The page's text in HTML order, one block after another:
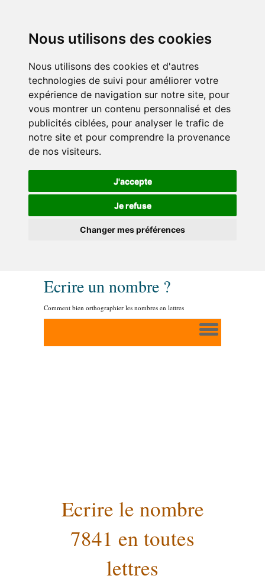
Nous utilisons des cookies
Nous utilisons des cookies et d'autres
technologies de suivi pour améliorer votre
expérience de navigation sur notre site, pour
vous montrer un contenu personnalisé et des
publicités ciblées, pour analyser le trafic de
notre site et pour comprendre la provenance
de nos visiteurs.
J'accepte
Je refuse
Changer mes préférences
Ecrire un nombre ?
Comment bien orthographier les nombres en lettres
Ecrire le nombre
7841 en toutes
lettres